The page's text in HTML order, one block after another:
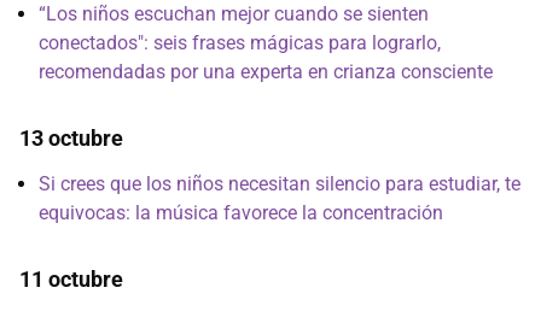
“Los niños escuchan mejor cuando se sienten
conectados": seis frases mágicas para lograrlo,
recomendadas por una experta en crianza consciente
13 octubre
Si crees que los niños necesitan silencio para estudiar, te
equivocas: la música favorece la concentración
11 octubre